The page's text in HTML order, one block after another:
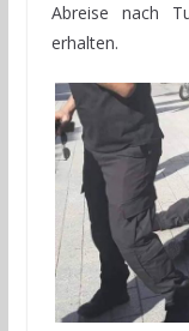
Abreise nach
erhalten.